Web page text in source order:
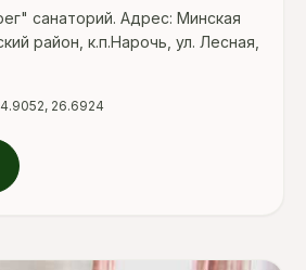
санаторий. Адрес: Минская
район, к.п.Нарочь, ул. Лесная,
26.6924